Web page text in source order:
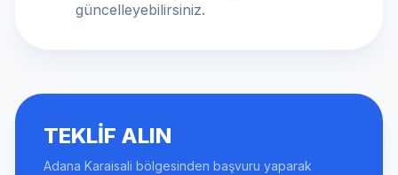
güncelleyebilirsiniz.
TEKLIF ALIN
Adana Karaisali bölgesinden başvuru yaparak